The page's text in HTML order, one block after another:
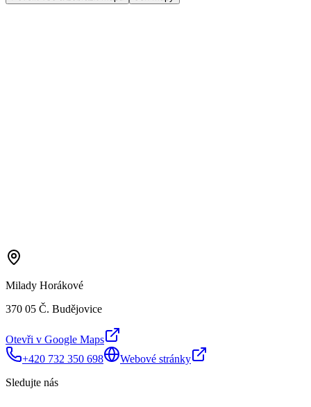
Milady Horákové
370 05 Č. Budějovice
Otevři v Google Maps
+420 732 350 698
Webové stránky
Sledujte nás